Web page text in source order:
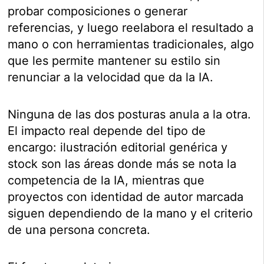
probar composiciones o generar
referencias, y luego reelabora el resultado a
mano o con herramientas tradicionales, algo
que les permite mantener su estilo sin
renunciar a la velocidad que da la IA.
Ninguna de las dos posturas anula a la otra.
El impacto real depende del tipo de
encargo: ilustración editorial genérica y
stock son las áreas donde más se nota la
competencia de la IA, mientras que
proyectos con identidad de autor marcada
siguen dependiendo de la mano y el criterio
de una persona concreta.